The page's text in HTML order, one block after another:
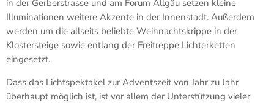
in der Gerberstrasse und am Forum Allgäu setzen kleine
Illuminationen weitere Akzente in der Innenstadt. Außerdem
werden um die allseits beliebte Weihnachtskrippe in der
Klostersteige sowie entlang der Freitreppe Lichterketten
eingesetzt.
Dass das Lichtspektakel zur Adventszeit von Jahr zu Jahr
überhaupt möglich ist, ist vor allem der Unterstützung vieler